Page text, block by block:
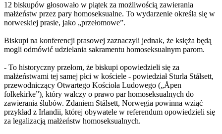
12 biskupów głosowało w piątek za możliwością zawierania
małżeństw przez pary homoseksualne. To wydarzenie określa się w
norweskiej prasie, jako „przełomowe”.
Biskupi na konferencji prasowej zaznaczyli jednak, że księża będą
mogli odmówić udzielania sakramentu homoseksualnym parom.
- To historyczny przełom, że biskupi opowiedzieli się za
małżeństwami tej samej płci w kościele - powiedział Sturla Stålsett,
przewodniczący Otwartego Kościoła Ludowego („Åpen
folkekirke”), który walczy o prawo par homoseksualnych do
zawierania ślubów. Zdaniem Stålsett, Norwegia powinna wziąć
przykład z Irlandii, której obywatele w referendum opowiedzieli się
za legalizacją małżeństw homoseksualnych.